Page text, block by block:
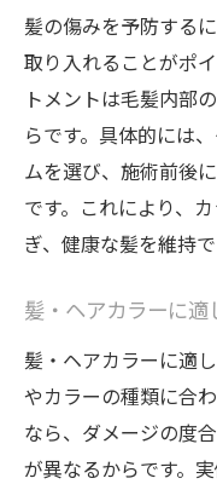
髪の傷みを予防する
取り入れることがポ
トメントは毛髪内部
らです。具体的には
ムを選び、施術前後
です。これにより、
ぎ、健康な髪を維持で
髪・ヘアカラーに適
髪・ヘアカラーに適
やカラーの種類に合
なら、ダメージの度
が異なるからです。